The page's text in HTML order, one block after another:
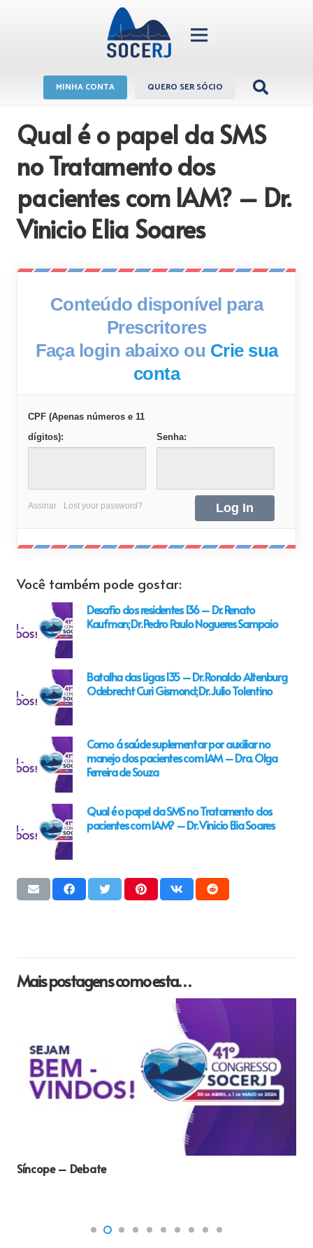
MINHA CONTA QUERO SER SÓCIO
Qual é o papel da SMS
no Tratamento dos
pacientes com IAM? – Dr.
Vinicio Elia Soares
Conteúdo disponível para
Prescritores
Faça login abaixo ou Crie sua
conta
CPF (Apenas números e 11
dígitos):
Senha:
Assinar Lost your password?
Você também pode gostar:
Desafio dos residentes 136 – Dr. Renato
Kaufman; Dr. Pedro Paulo Nogueres Sampaio
Batalha das Ligas 135 – Dr. Ronaldo Altenburg
Odebrecht Curi Gismond; Dr. Julio Tolentino
Como á saúde suplementar por auxiliar no
manejo dos pacientes com IAM – Dra. Olga
Ferreira de Souza
Qual é o papel da SMS no Tratamento dos
pacientes com IAM? – Dr. Vinicio Elia Soares
Mais postagens como esta…
Síncope – Debate